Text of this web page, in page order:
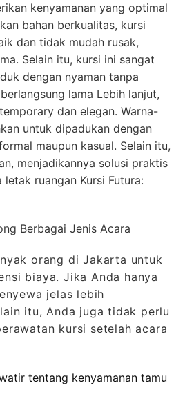
kenyamanan yang optimal
bahan berkualitas, kursi
dan tidak mudah rusak,
Selain itu, kursi ini sangat
dengan nyaman tanpa
lama Lebih lanjut,
dan elegan. Warna-
untuk dipadukan dengan
maupun kasual. Selain itu,
menjadikannya solusi praktis
ruangan Kursi Futura:
Berbagai Jenis Acara
orang di Jakarta untuk
biaya. Jika Anda hanya
jelas lebih
itu, Anda juga tidak perlu
kursi setelah acara
tentang kenyamanan tamu